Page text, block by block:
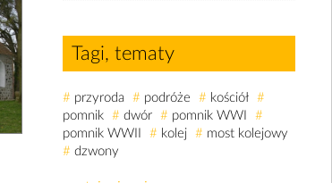
Tagi, tematy
# przyroda # podróże # kościół #
pomnik # dwór # pomnik WWI
#
pomnik WWII
# kolej # most kolejowy
# dzwony